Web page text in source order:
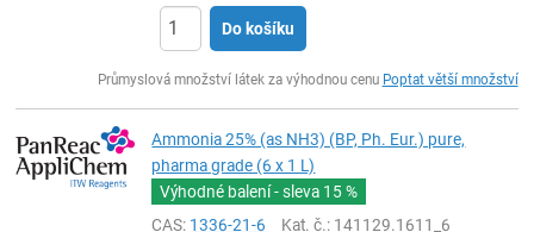
Do košíku
Průmyslová množství látek za výhodnou cenu Poptat větší množství
Ammonia 25% (as NH3) (BP, Ph. Eur.) pure,
pharma grade (6 x 1 L)
Výhodné balení - sleva 15 %
CAS: 1336-21-6 Kat. č.: 141129.1611_6